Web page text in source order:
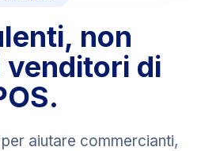
non
di
aiutare commercianti,